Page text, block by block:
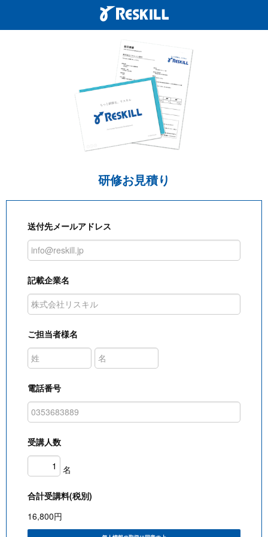
研修お見積り
送付先メールアドレス
記載企業名
ご担当者様名
電話番号
受講人数
名
合計受講料(税別)
16,800円